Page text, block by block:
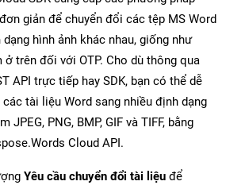
giản để chuyển đổi các tệp MS Word
hình ảnh khác nhau, giống như
trên đối với OTP. Cho dù thông qua
API trực tiếp hay SDK, bạn có thể dễ
tài liệu Word sang nhiều định dạng
JPEG, PNG, BMP, GIF và TIFF, bằng
Cloud API.
Yêu cầu chuyển đổi tài liệu để